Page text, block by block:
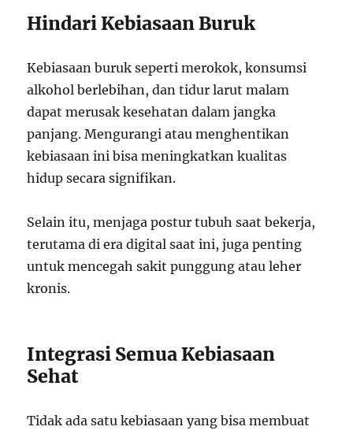
Hindari Kebiasaan Buruk
Kebiasaan buruk seperti merokok, konsumsi
alkohol berlebihan, dan tidur larut malam
dapat merusak kesehatan dalam jangka
panjang. Mengurangi atau menghentikan
kebiasaan ini bisa meningkatkan kualitas
hidup secara signifikan.
Selain itu, menjaga postur tubuh saat bekerja,
terutama di era digital saat ini, juga penting
untuk mencegah sakit punggung atau leher
kronis.
Integrasi Semua Kebiasaan
Sehat
Tidak ada satu kebiasaan yang bisa membuat